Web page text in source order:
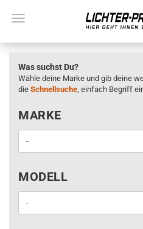
Was suchst Du?
Wähle deine Marke und gib deine
die Schnellsuche, einfach Begriff
MARKE
MARKE
MODELL
MODELL